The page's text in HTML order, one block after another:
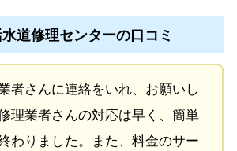
道修理センターの口コミ
者さんに連絡をいれ、お願いし
理業者さんの対応は早く、簡単
わりました。また、料金のサー